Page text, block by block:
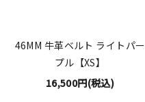
46MM 牛革ベルト ライトパー
プル【XS】
16,500円(税込)